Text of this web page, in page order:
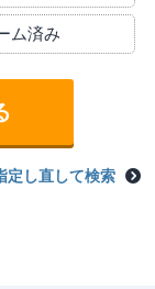
ム済み
定し直して検索